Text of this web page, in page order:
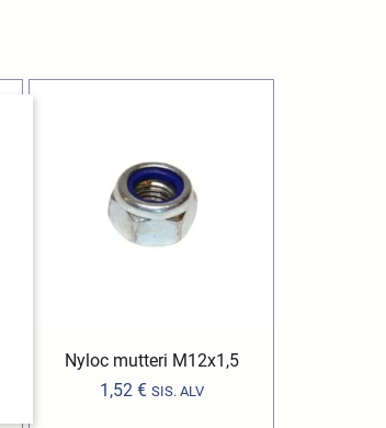
Nyloc mutteri M12x1,5
1,52 € SIS. ALV